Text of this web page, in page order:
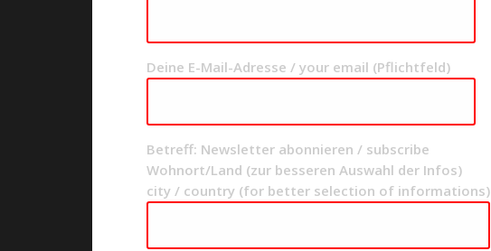
Deine E-Mail-Adresse / your email (Pflichtfeld)
Betreff: Newsletter abonnieren / subscribe
Wohnort/Land (zur besseren Auswahl der Infos)
city / country (for better selection of informations)